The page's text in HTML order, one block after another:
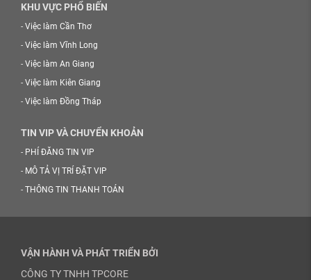
KHU VỰC PHỔ BIẾN
- Việc làm Cần Thơ
- Việc làm Vĩnh Long
- Việc làm An Giang
- Việc làm Kiên Giang
- Việc làm Đồng Tháp
TIN VIP VÀ CHUYỂN KHOẢN
- PHÍ ĐĂNG TIN VIP
- MÔ TẢ VỊ TRÍ ĐẶT VIP
- THÔNG TIN THANH TOÁN
VẬN HÀNH VÀ PHÁT TRIỂN BỞI
CÔNG TY TNHH TPCORE